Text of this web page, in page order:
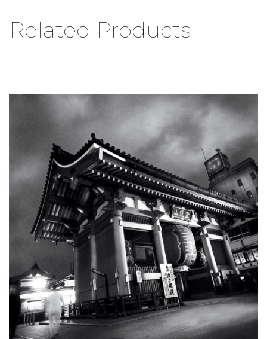
Related Products